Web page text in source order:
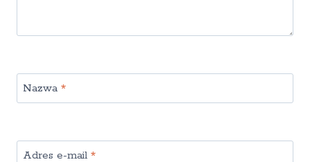
Nazwa *
Adres e-mail *